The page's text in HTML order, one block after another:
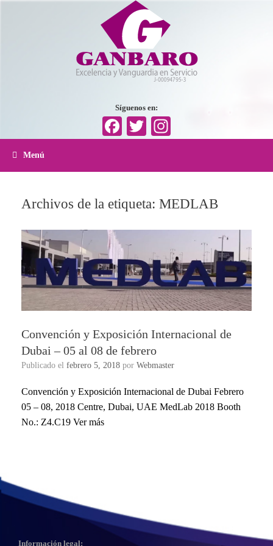
Síguenos en:
Facebook
Twitter
Menú
Archivos de la etiqueta: MEDLAB
Convención y Exposición Internacional de
Dubai – 05 al 08 de febrero
Publicado el febrero 5, 2018 por Webmaster
Convención y Exposición Internacional de Dubai Febrero
05 – 08, 2018 Centre, Dubai, UAE MedLab 2018 Booth
No.: Z4.C19 Ver más
Información legal: